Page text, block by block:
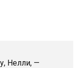
Нелли, —